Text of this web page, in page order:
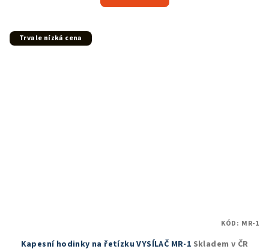
Trvale nízká cena
Kapesní hodinky na řetízku VYSÍLAČ MR-1 Skladem v ČR
KÓD: MR-1